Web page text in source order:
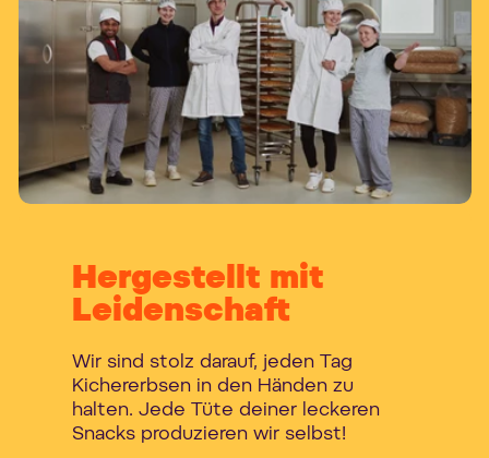
Hergestellt mit
Leidenschaft
Wir sind stolz darauf, jeden Tag
Kichererbsen in den Händen zu
halten. Jede Tüte deiner leckeren
Snacks produzieren wir selbst!